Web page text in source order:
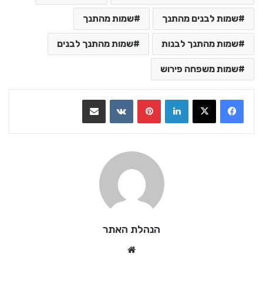
שמות לבנים מהתנך שמות מהתנך
שמות מהתנך לבנות שמות מהתנך לבנים
שמות משפחה פירוש
LinkedIn
VKontakte
הנהלת האתר